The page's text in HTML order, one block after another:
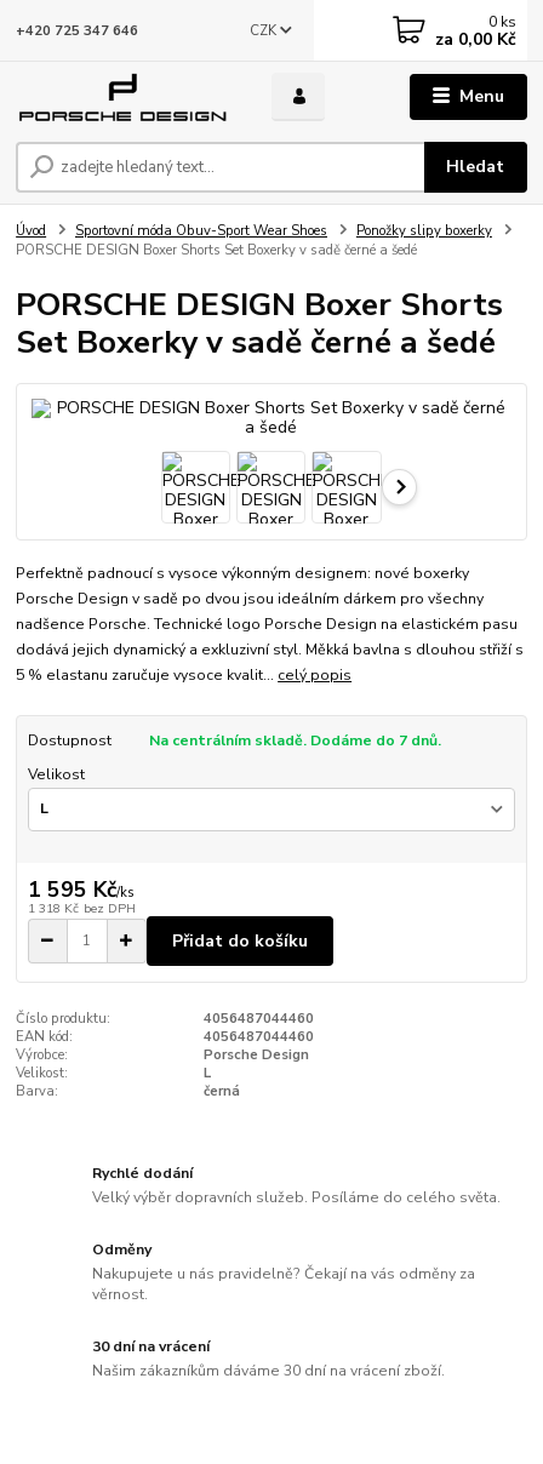
Menu
CZK
Hledat
+420 725 347 646 0 ks
za 0,00 Kč
Úvod Sportovní móda Obuv-Sport Wear Shoes
Ponožky slipy boxerky
PORSCHE DESIGN Boxer Shorts Set Boxerky v sadě černé a šedé
PORSCHE DESIGN Boxer Shorts
Set Boxerky v sadě černé a šedé
Perfektně padnoucí s vysoce výkonným designem: nové boxerky
Porsche Design v sadě po dvou jsou ideálním dárkem pro všechny
nadšence Porsche. Technické logo Porsche Design na elastickém pasu
dodává jejich dynamický a exkluzivní styl. Měkká bavlna s dlouhou střiží s
5 % elastanu zaručuje vysoce kvalit... celý popis
Dostupnost
Na centrálním skladě. Dodáme do 7 dnů.
Velikost
1 595 Kč/ks
1 318 Kč bez DPH
Přidat do košíku
Číslo produktu:
4056487044460
EAN kód:
4056487044460
Výrobce:
Porsche Design
Velikost:
L
Barva:
černá
Rychlé dodání
Velký výběr dopravních služeb. Posíláme do celého světa.
Odměny
Nakupujete u nás pravidelně? Čekají na vás odměny za
věrnost.
30 dní na vrácení
Našim zákazníkům dáváme 30 dní na vrácení zboží.